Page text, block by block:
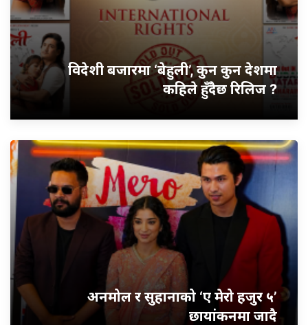
विदेशी बजारमा ‘बेहुली’, कुन कुन देशमा
कहिले हुँदैछ रिलिज ?
अनमोल र सुहानाको ‘ए मेरो हजुर ५’
छायांकनमा जादै